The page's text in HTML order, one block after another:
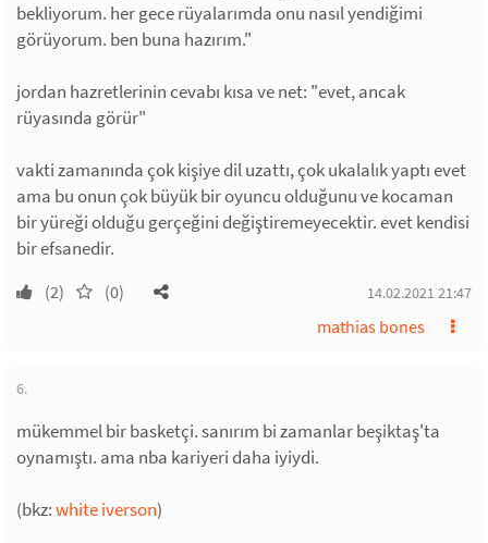
bekliyorum. her gece rüyalarımda onu nasıl yendiğimi
görüyorum. ben buna hazırım."
jordan hazretlerinin cevabı kısa ve net: "evet, ancak
rüyasında görür"
vakti zamanında çok kişiye dil uzattı, çok ukalalık yaptı evet
ama bu onun çok büyük bir oyuncu olduğunu ve kocaman
bir yüreği olduğu gerçeğini değiştiremeyecektir. evet kendisi
bir efsanedir.
(2) (0) 14.02.2021 21:47
mathias bones
6.
mükemmel bir basketçi. sanırım bi zamanlar beşiktaş'ta
oynamıştı. ama nba kariyeri daha iyiydi.
(bkz:white iverson)